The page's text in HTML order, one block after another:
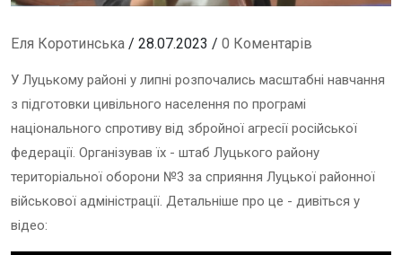
Еля Коротинська / 28.07.2023 / 0 Коментарів
У Луцькому районі у липні розпочались масштабні навчання
з підготовки цивільного населення по програмі
національного спротиву від збройної агресії російської
федерації. Організував їх - штаб Луцького району
територіальної оборони №3 за сприяння Луцької районної
військової адміністрації. Детальніше про це - дивіться у
відео: